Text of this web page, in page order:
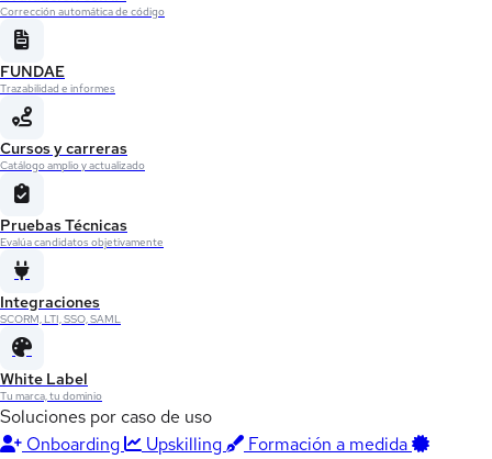
Corrección automática de código
FUNDAE
Trazabilidad e informes
Cursos y carreras
Catálogo amplio y actualizado
Pruebas Técnicas
Evalúa candidatos objetivamente
Integraciones
SCORM, LTI, SSO, SAML
White Label
Tu marca, tu dominio
Soluciones por caso de uso
Onboarding
Upskilling
Formación a medida